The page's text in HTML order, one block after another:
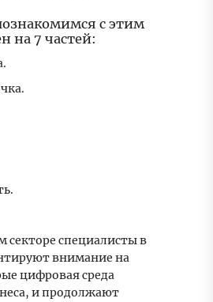
с этим
на 7 частей:
специалисты в
внимание на
цифровая среда
и продолжают